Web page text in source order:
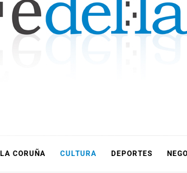
LA CORUÑA CULTURA DEPORTES